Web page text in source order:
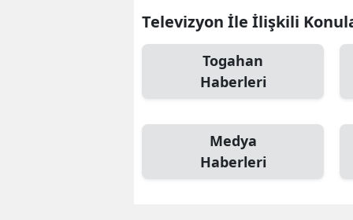
Televizyon İle İlişkili
Togahan
Haberleri
Medya
Haberleri